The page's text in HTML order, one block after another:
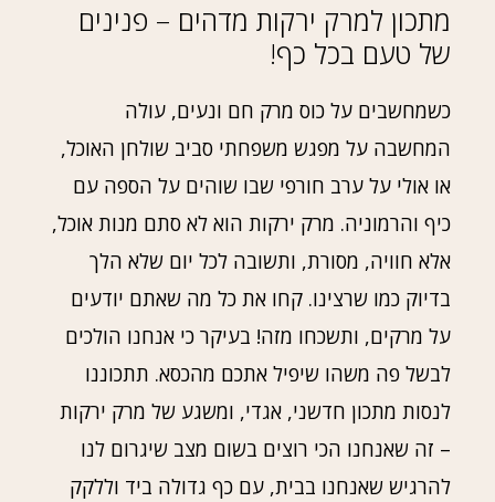
מתכון למרק ירקות מדהים – פנינים
של טעם בכל כף!
כשמחשבים על כוס מרק חם ונעים, עולה
המחשבה על מפגש משפחתי סביב שולחן האוכל,
או אולי על ערב חורפי שבו שוהים על הספה עם
כיף והרמוניה. מרק ירקות הוא לא סתם מנות אוכל,
אלא חוויה, מסורת, ותשובה לכל יום שלא הלך
בדיוק כמו שרצינו. קחו את כל מה שאתם יודעים
על מרקים, ותשכחו מזה! בעיקר כי אנחנו הולכים
לבשל פה משהו שיפיל אתכם מהכסא. תתכוננו
לנסות מתכון חדשני, אגדי, ומשגע של מרק ירקות
– זה שאנחנו הכי רוצים בשום מצב שיגרום לנו
להרגיש שאנחנו בבית, עם כף גדולה ביד וללקק